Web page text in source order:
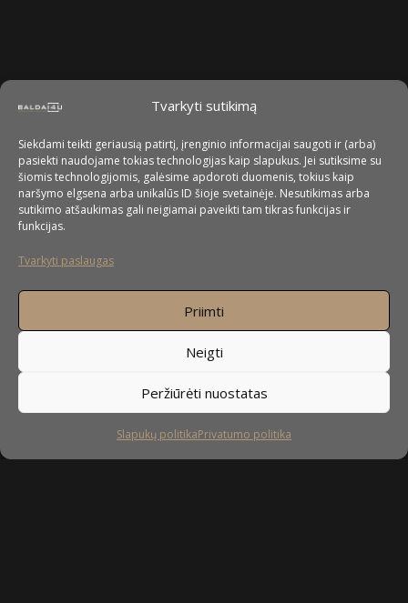
Tvarkyti sutikimą
Siekdami teikti geriausią patirtį, įrenginio informacijai saugoti ir (arba)
pasiekti naudojame tokias technologijas kaip slapukus. Jei sutiksime su
šiomis technologijomis, galėsime apdoroti duomenis, tokius kaip
naršymo elgsena arba unikalūs ID šioje svetainėje. Nesutikimas arba
sutikimo atšaukimas gali neigiamai paveikti tam tikras funkcijas ir
funkcijas.
Tvarkyti paslaugas
Priimti
Neigti
Peržiūrėti nuostatas
Slapukų politikaPrivatumo politika
Sekite mus